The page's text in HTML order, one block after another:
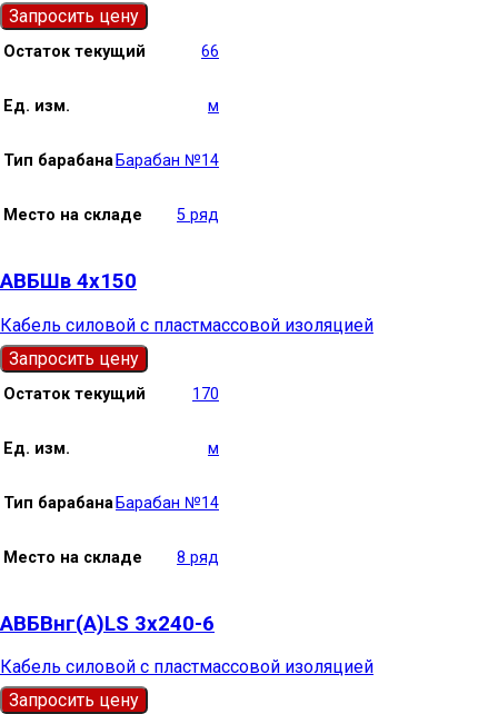
Запросить цену
Остаток текущий 66
Ед. изм. м
Тип барабанаБарабан №14
Место на складе 5 ряд
АВБШв 4х150
Кабель силовой с пластмассовой изоляцией
Запросить цену
Остаток текущий 170
Ед. изм. м
Тип барабана Барабан №14
Место на складе 8 ряд
АВБВнг(А)LS 3х240-6
Кабель силовой с пластмассовой изоляцией
Запросить цену